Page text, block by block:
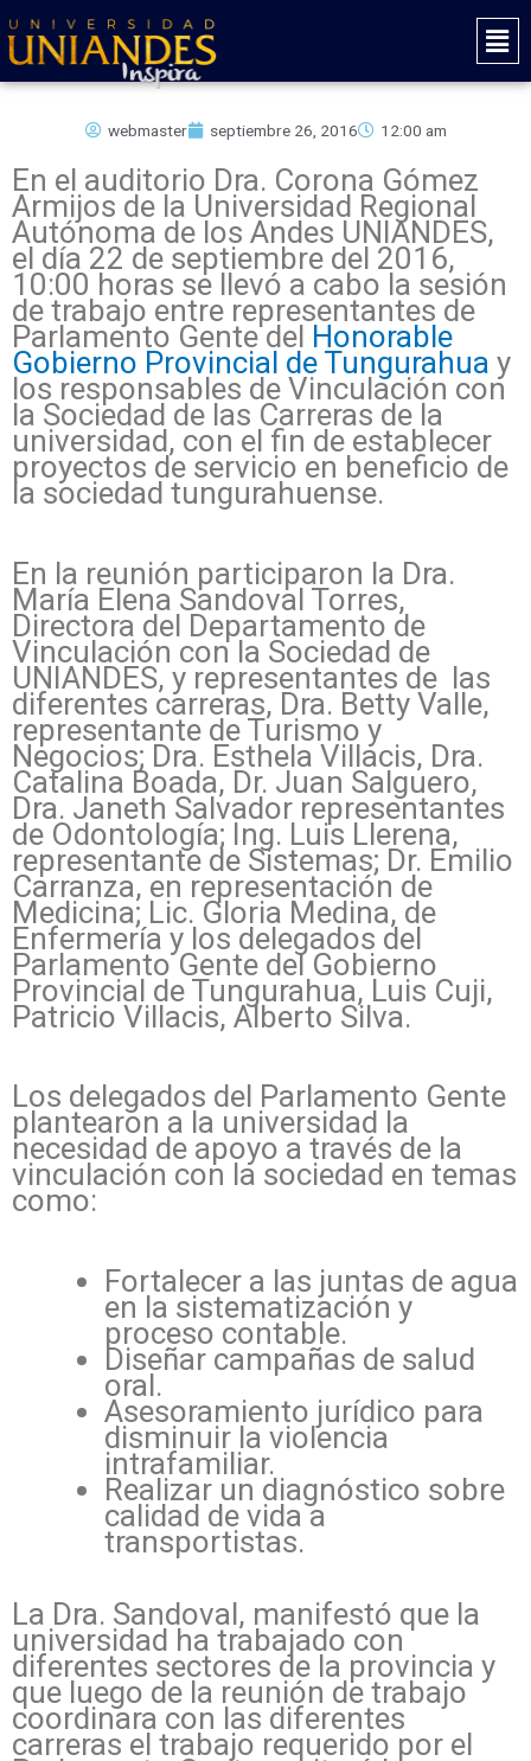
al
contenido
Main
webmaster septiembre 26, 2016 12:00 am
En el auditorio Dra. Corona Gómez
Armijos de la Universidad Regional
Autónoma de los Andes UNIANDES,
el día 22 de septiembre del 2016,
10:00 horas se llevó a cabo la sesión
de trabajo entre representantes de
Parlamento Gente del Honorable
Gobierno Provincial de Tungurahua y
los responsables de Vinculación con
la Sociedad de las Carreras de la
universidad, con el fin de establecer
proyectos de servicio en beneficio de
la sociedad tungurahuense.
En la reunión participaron la Dra.
María Elena Sandoval Torres,
Directora del Departamento de
Vinculación con la Sociedad de
UNIANDES, y representantes de las
diferentes carreras, Dra. Betty Valle,
representante de Turismo y
Negocios; Dra. Esthela Villacis, Dra.
Catalina Boada, Dr. Juan Salguero,
Dra. Janeth Salvador representantes
de Odontología; Ing. Luis Llerena,
representante de Sistemas; Dr. Emilio
Carranza, en representación de
Medicina; Lic. Gloria Medina, de
Enfermería y los delegados del
Parlamento Gente del Gobierno
Provincial de Tungurahua, Luis Cuji,
Patricio Villacis, Alberto Silva.
Los delegados del Parlamento Gente
plantearon a la universidad la
necesidad de apoyo a través de la
vinculación con la sociedad en temas
como:
Fortalecer a las juntas de agua
en la sistematización y
proceso contable.
Diseñar campañas de salud
oral.
Asesoramiento jurídico para
disminuir la violencia
intrafamiliar.
Realizar un diagnóstico sobre
calidad de vida a
transportistas.
La Dra. Sandoval, manifestó que la
universidad ha trabajado con
diferentes sectores de la provincia y
que luego de la reunión de trabajo
coordinara con las diferentes
carreras el trabajo requerido por el